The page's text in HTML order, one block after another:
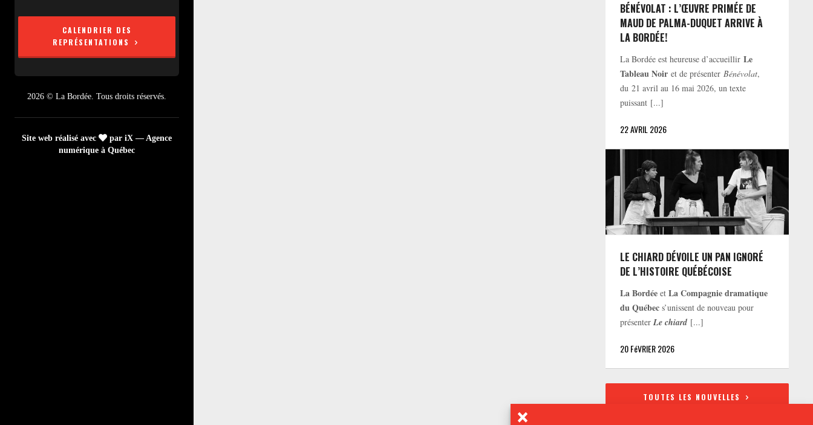
CALENDRIER DES
REPRÉSENTATIONS
2026 © La Bordée. Tous droits réservés.
Site web réalisé avec
par iX — Agence
numérique à Québec
BÉNÉVOLAT : L’ŒUVRE PRIMÉE DE
MAUD DE PALMA-DUQUET ARRIVE À
LA BORDÉE!
La Bordée est heureuse d’accueillirLe
Tableau Noir et de présenterBénévolat,
du 21 avril au 16 mai 2026, un texte
puissant [...]
22 AVRIL 2026
LE CHIARD DÉVOILE UN PAN IGNORÉ
DE L’HISTOIRE QUÉBÉCOISE
La Bordée etLa Compagnie dramatique
du Québec s’unissent de nouveau pour
présenterLe chiard [...]
20 FéVRIER 2026
TOUTES LES NOUVELLES